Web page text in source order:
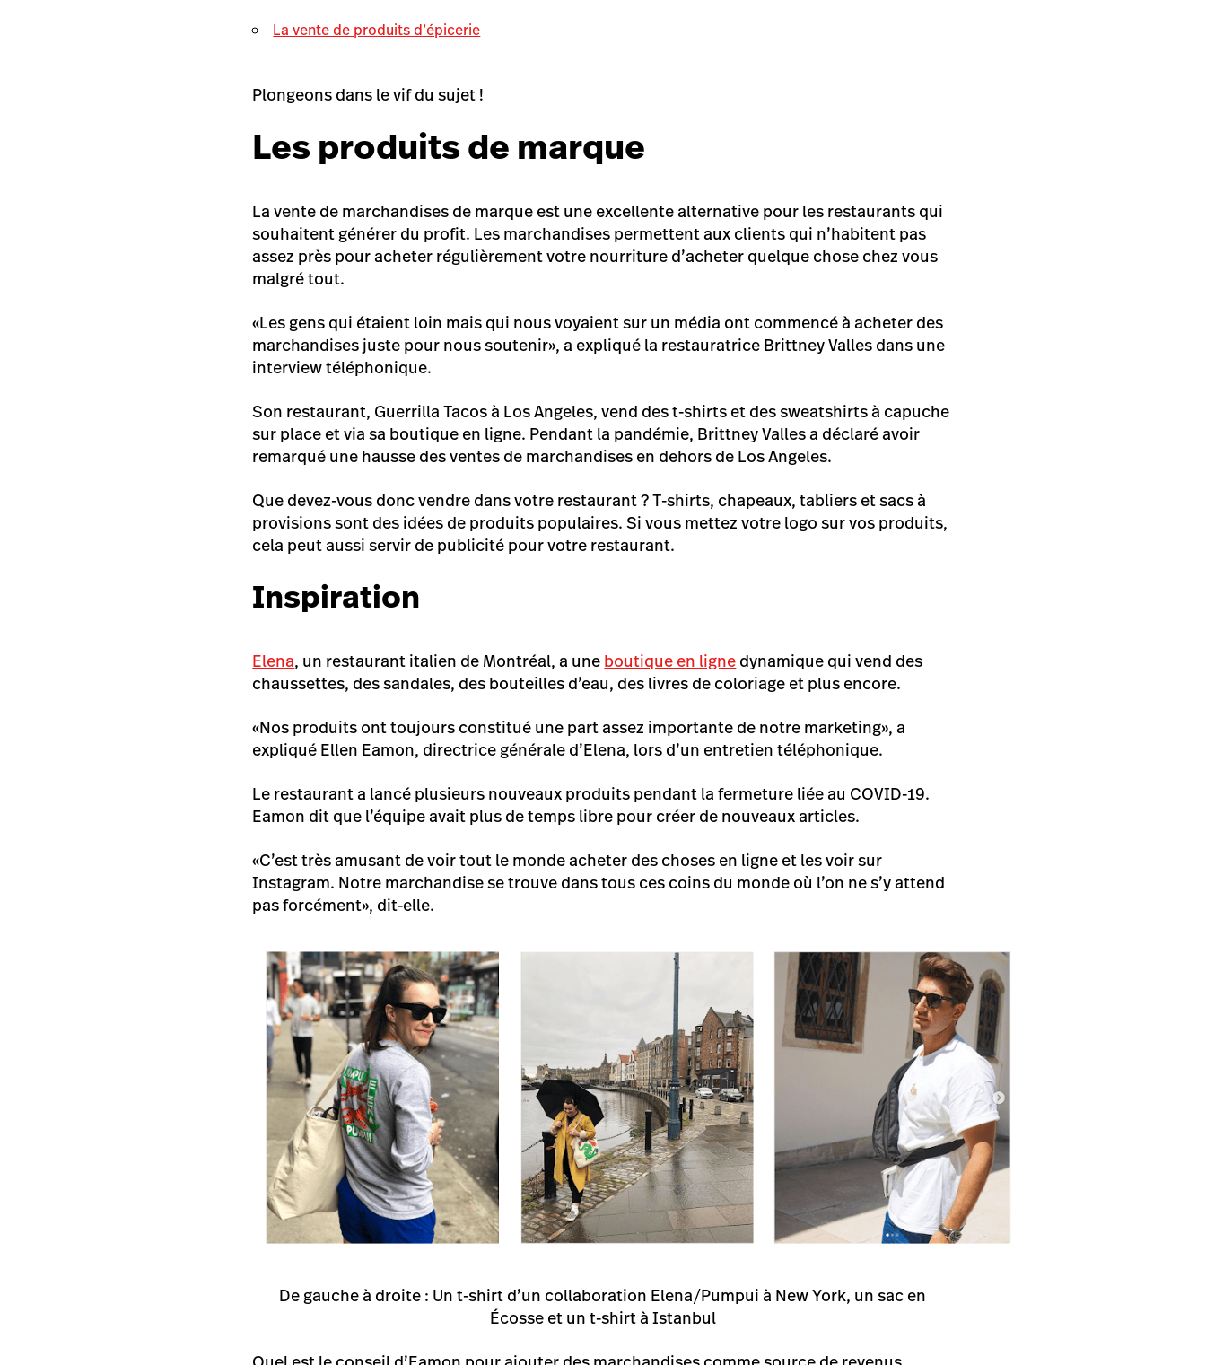
La vente de produits d’épicerie
Plongeons dans le vif du sujet !
Les produits de marque
La vente de marchandises de marque est une excellente alternative pour les restaurants qui
souhaitent générer du profit. Les marchandises permettent aux clients qui n’habitent pas
assez près pour acheter régulièrement votre nourriture d’acheter quelque chose chez vous
malgré tout.
«Les gens qui étaient loin mais qui nous voyaient sur un média ont commencé à acheter des
marchandises juste pour nous soutenir», a expliqué la restauratrice Brittney Valles dans une
interview téléphonique.
Son restaurant, Guerrilla Tacosà Los Angeles, vend des t-shirts et des sweatshirts à capuche
sur place et via sa boutique en ligne. Pendant la pandémie, Brittney Valles a déclaré avoir
remarqué une hausse des ventes de marchandises en dehors de Los Angeles.
Que devez-vous donc vendre dans votre restaurant ? T-shirts, chapeaux, tabliers et sacs à
provisions sont des idées de produits populaires. Si vous mettez votre logo sur vos produits,
cela peut aussi servir de publicité pour votre restaurant.
Inspiration
Elena, un restaurant italien de Montréal, a une boutique en ligne dynamique qui vend des
chaussettes, des sandales, des bouteilles d’eau, des livres de coloriage et plus encore.
«Nos produits ont toujours constitué une part assez importante de notre marketing», a
expliqué Ellen Eamon, directrice générale d’Elena, lors d’un entretien téléphonique.
Le restaurant a lancé plusieurs nouveaux produits pendant la fermeture liée au COVID-19.
Eamon dit que l’équipe avait plus de temps libre pour créer de nouveaux articles.
«C’est très amusant de voir tout le monde acheter des choses en ligne et les voir sur
Instagram. Notre marchandise se trouve dans tous ces coins du monde où l’on ne s’y attend
pas forcément», dit-elle.
De gauche à droite : Un t-shirt d’un collaboration Elena/Pumpui à New York, un sac en
Écosse et un t-shirt à Istanbul